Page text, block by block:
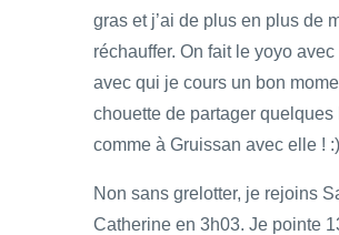
gras et j’ai de plus en plus de
réchauffer. On fait le yoyo
avec qui je cours un bon
chouette de partager quelques
comme à Gruissan avec elle !
Non sans grelotter, je rejoins
Catherine en 3h03. Je pointe